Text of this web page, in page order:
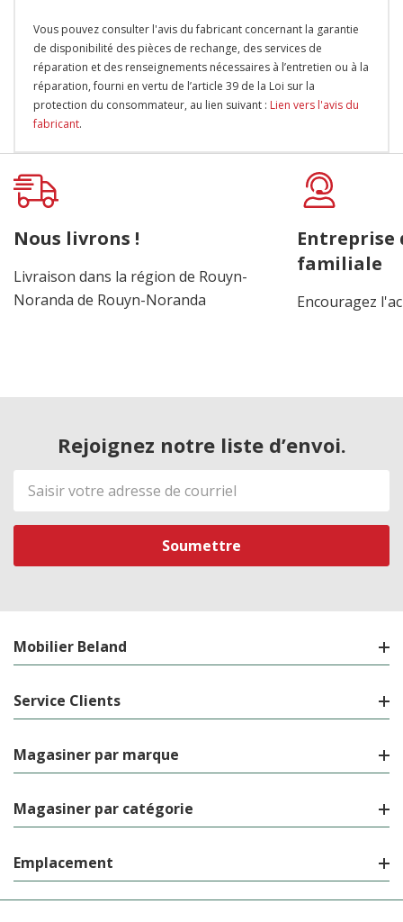
Vous pouvez consulter l'avis du fabricant concernant la garantie
de disponibilité des pièces de rechange, des services de
réparation et des renseignements nécessaires à l’entretien ou à la
réparation, fourni en vertu de l’article 39 de la Loi sur la
protection du consommateur, au lien suivant : Lien vers l'avis du
fabricant.
Onglet
personnalisé
Nous livrons !
Livraison dans la région de Rouyn-
Noranda de Rouyn-Noranda
Entreprise
familiale
Encouragez
Rejoignez notre liste d’envoi.
Adresse
de
courriel
Mobilier Beland
Service Clients
Magasiner par marque
Magasiner par catégorie
Emplacement